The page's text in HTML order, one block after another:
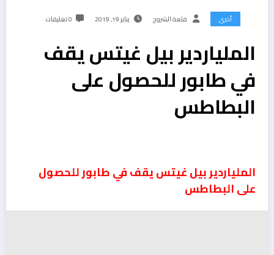
أخرى قلعة الشروح يناير 19, 2019 0 تعليقات
الملياردير بيل غيتس يقف
في طابور للحصول على
البطاطس
الملياردير بيل غيتس يقف في طابور للحصول
على البطاطس